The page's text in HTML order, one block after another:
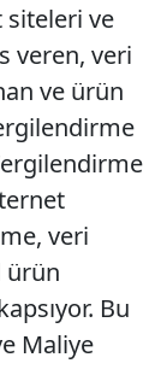
siteleri ve
veren, veri
ve ürün
veri
ürün
Bu
Maliye